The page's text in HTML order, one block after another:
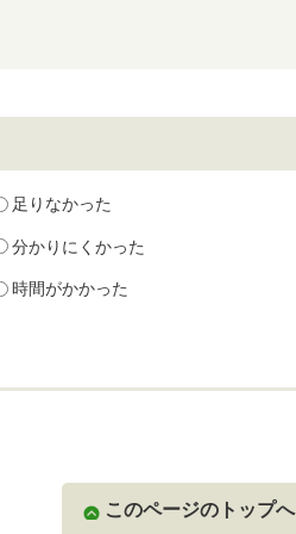
足りなかった
分かりにくかった
時間がかかった
このページのトップへ